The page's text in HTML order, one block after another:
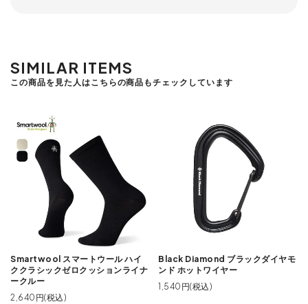
SIMILAR ITEMS
この商品を見た人はこちらの商品もチェックしています
Smartwool スマートウール ハイ
ククラシックゼロクッションライナ
ークルー
2,640円(税込)
Black Diamond ブラックダイヤモ
ンド ホットワイヤー
1,540円(税込)